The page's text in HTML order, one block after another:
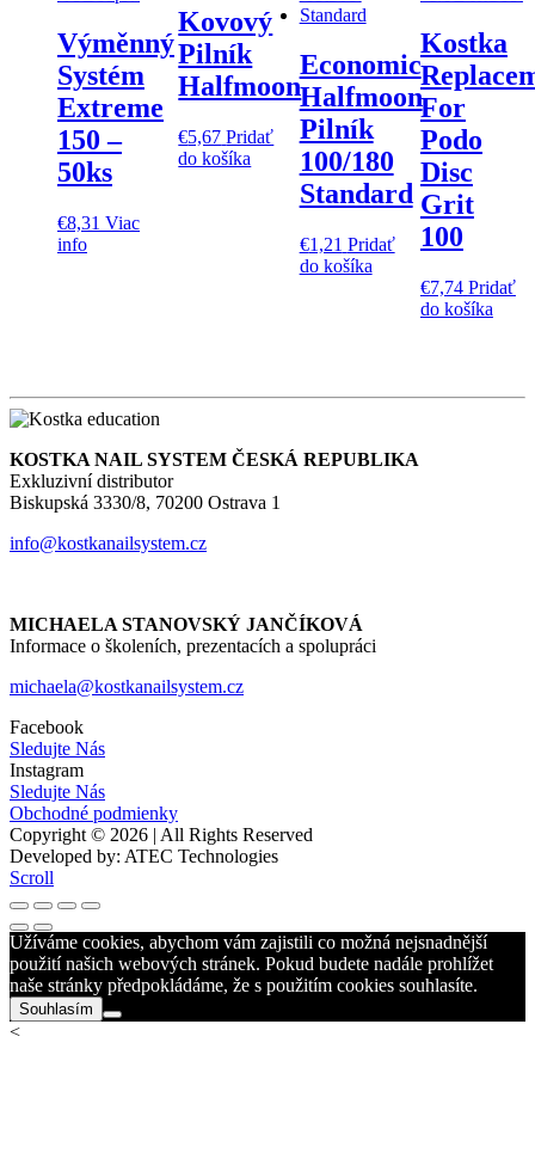
Výměnný
Systém
Extreme
150 –
50ks
€8,31 Viac
info
Kovový
Pilník
Halfmoon
€5,67 Pridať
do košíka
Economic
Halfmoon
Pilník
100/180
Standard
€1,21 Pridať
do košíka
Kostka
For
Podo
Disc
Grit
100
€7,74 Pridať
do košíka
KOSTKA NAIL SYSTEM ČESKÁ REPUBLIKA
Exkluzivní distributor
Biskupská 3330/8, 70200 Ostrava 1
info@kostkanailsystem.cz
MICHAELA STANOVSKÝ JANČÍKOVÁ
Informace o školeních, prezentacích a spolupráci
michaela@kostkanailsystem.cz
Facebook
Sledujte Nás
Instagram
Sledujte Nás
Obchodné podmienky
Copyright © 2026 | All Rights Reserved
Developed by: ATEC Technologies
Scroll
Užíváme cookies, abychom vám zajistili co možná nejsnadnější
použití našich webových stránek. Pokud budete nadále prohlížet
naše stránky předpokládáme, že s použitím cookies souhlasíte.
Souhlasím
<